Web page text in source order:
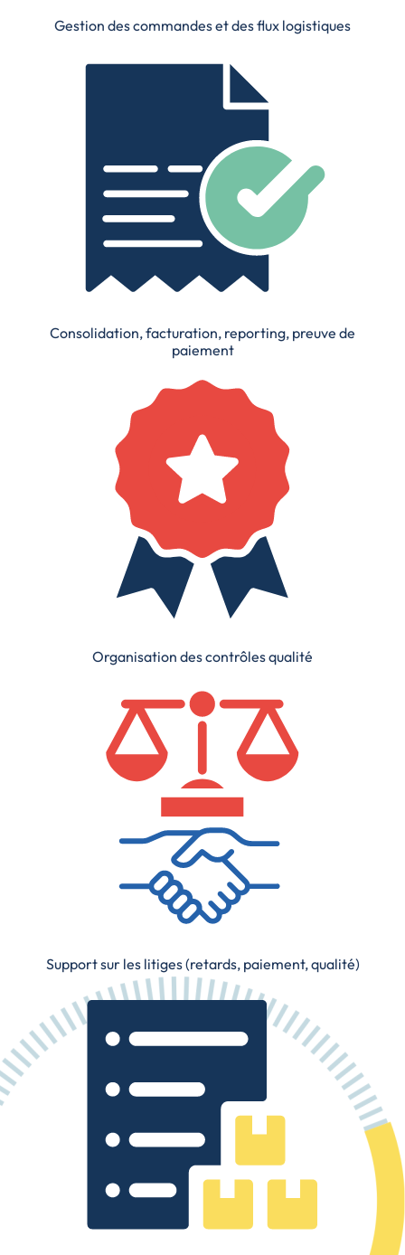
Gestion des commandes et des flux logistiques
Consolidation, facturation, reporting, preuve de
paiement
Organisation des contrôles qualité
Support sur les litiges (retards, paiement, qualité)